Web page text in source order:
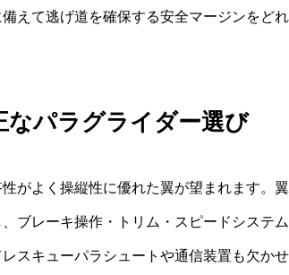
えて逃げ道を確保する安全マージンをど
なパラグライダー選び
がよく操縦性に優れた翼が望まれます。
ブレーキ操作・トリム・スピードシステ
スキューパラシュートや通信装置も欠かせ